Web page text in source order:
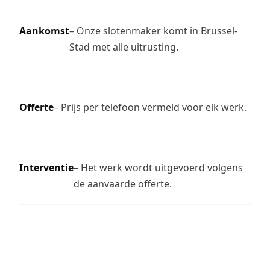
Aankomst– Onze slotenmaker komt in Brussel-
Stad met alle uitrusting.
Offerte– Prijs per telefoon vermeld voor elk werk.
Interventie– Het werk wordt uitgevoerd volgens
de aanvaarde offerte.